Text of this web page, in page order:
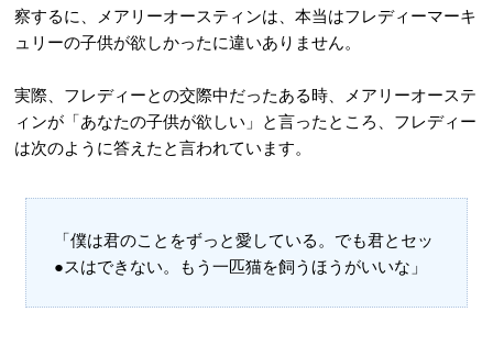
察するに、メアリーオースティンは、本当はフレディーマーキ
ュリーの子供が欲しかったに違いありません。
実際、フレディーとの交際中だったある時、メアリーオーステ
ィンが「あなたの子供が欲しい」と言ったところ、フレディー
は次のように答えたと言われています。
「僕は君のことをずっと愛している。でも君とセッ
●スはできない。もう一匹猫を飼うほうがいいな」